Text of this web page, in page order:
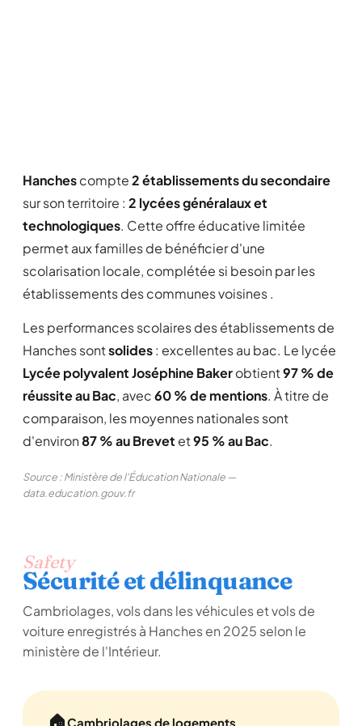
Hanchescompte2 établissements du secondaire
sur son territoire : 2 lycées généralaux et
technologiques. Cette offre éducative limitée
permet aux familles de bénéficier d'une
scolarisation locale, complétée si besoin par les
établissements des communes voisines .
Les performances scolaires des établissements de
Hanches sontsolides: excellentes au bac. Le lycée
Lycée polyvalent Joséphine Bakerobtient97 % de
réussite au Bac, avec60 % de mentions. À titre de
comparaison, les moyennes nationales sont
d'environ87 % au Brevet et95 % au Bac.
Source : Ministère de l'Éducation Nationale —
data.education.gouv.fr
Safety
Sécurité et délinquance
Cambriolages, vols dans les véhicules et vols de
voiture enregistrés à Hanches en 2025 selon le
ministère de l'Intérieur.
Cambriolages de logements